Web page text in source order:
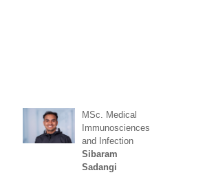
MSc. Medical
Immunosciences
and Infection
Sibaram
Sadangi